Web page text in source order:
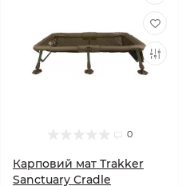
0
Карповий мат Trakker
Sanctuary Cradle